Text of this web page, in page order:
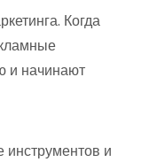
Когда
и начинают
инструментов и